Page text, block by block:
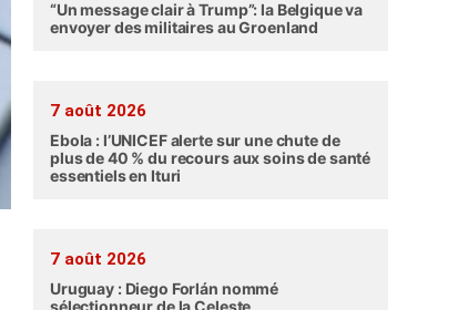
“Un message clair à Trump”: la Belgique va
envoyer des militaires au Groenland
7 août 2026
Ebola : l’UNICEF alerte sur une chute de
plus de 40 % du recours aux soins de santé
essentiels en Ituri
7 août 2026
Uruguay : Diego Forlán nommé
sélectionneur de la Celeste